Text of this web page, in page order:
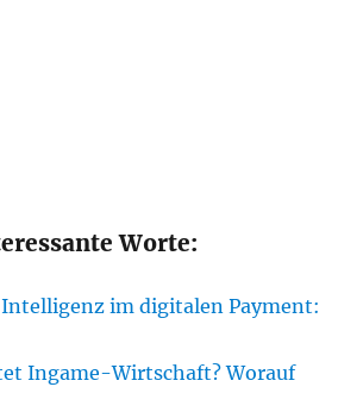
Worte:
im digitalen Payment:
Ingame-Wirtschaft? Worauf